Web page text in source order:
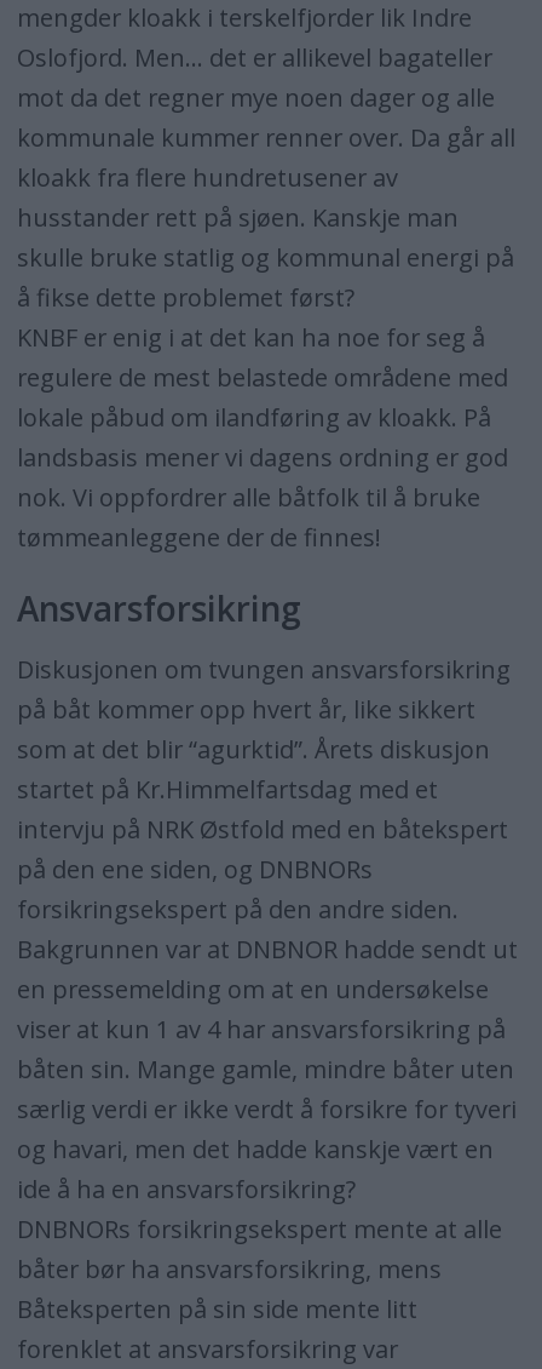
mengder kloakk i terskelfjorder lik Indre
Oslofjord. Men… det er allikevel bagateller
mot da det regner mye noen dager og alle
kommunale kummer renner over. Da går all
kloakk fra flere hundretusener av
husstander rett på sjøen. Kanskje man
skulle bruke statlig og kommunal energi på
å fikse dette problemet først?
KNBF er enig i at det kan ha noe for seg å
regulere de mest belastede områdene med
lokale påbud om ilandføring av kloakk. På
landsbasis mener vi dagens ordning er god
nok. Vi oppfordrer alle båtfolk til å bruke
tømmeanleggene der de finnes!
Ansvarsforsikring
Diskusjonen om tvungen ansvarsforsikring
på båt kommer opp hvert år, like sikkert
som at det blir “agurktid”. Årets diskusjon
startet på Kr.Himmelfartsdag med et
intervju på NRK Østfold med en båtekspert
på den ene siden, og DNBNORs
forsikringsekspert på den andre siden.
Bakgrunnen var at DNBNOR hadde sendt ut
en pressemelding om at en undersøkelse
viser at kun 1 av 4 har ansvarsforsikring på
båten sin. Mange gamle, mindre båter uten
særlig verdi er ikke verdt å forsikre for tyveri
og havari, men det hadde kanskje vært en
ide å ha en ansvarsforsikring?
DNBNORs forsikringsekspert mente at alle
båter bør ha ansvarsforsikring, mens
Båteksperten på sin side mente litt
forenklet at ansvarsforsikring var